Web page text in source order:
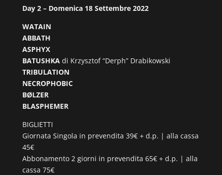
Day 2 – Domenica 18 Settembre 2022
WATAIN
ABBATH
ASPHYX
BATUSHKAdi Krzysztof “Derph” Drabikowski
TRIBULATION
NECROPHOBIC
BØLZER
BLASPHEMER
BIGLIETTI
Giornata Singola in prevendita 39€ + d.p. | alla cassa
45€
Abbonamento 2 giorni in prevendita 65€ + d.p. | alla
cassa 75€